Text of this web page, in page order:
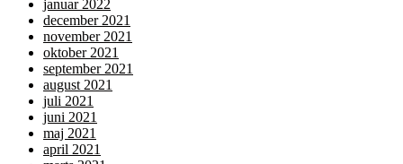
januar 2022
december 2021
november 2021
oktober 2021
september 2021
august 2021
juli 2021
juni 2021
maj 2021
april 2021